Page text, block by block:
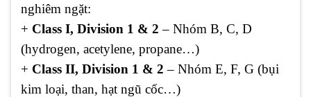
nghiêm ngặt:
+ Class I, Division 1 & 2 – Nhóm B, C, D
(hydrogen, acetylene, propane…)
+ Class II, Division 1 & 2 – Nhóm E, F, G (bụi
kim loại, than, hạt ngũ cốc…)